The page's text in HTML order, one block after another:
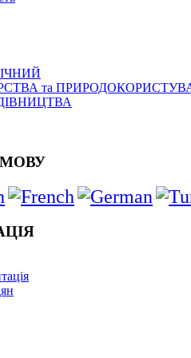
та
МОВУ